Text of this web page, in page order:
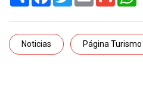
Noticias Página Turismo